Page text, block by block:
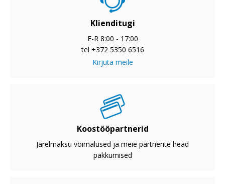
Klienditugi
E-R 8:00 - 17:00
tel +372 5350 6516
Kirjuta meile
Koostööpartnerid
Järelmaksu võimalused ja meie partnerite head
pakkumised